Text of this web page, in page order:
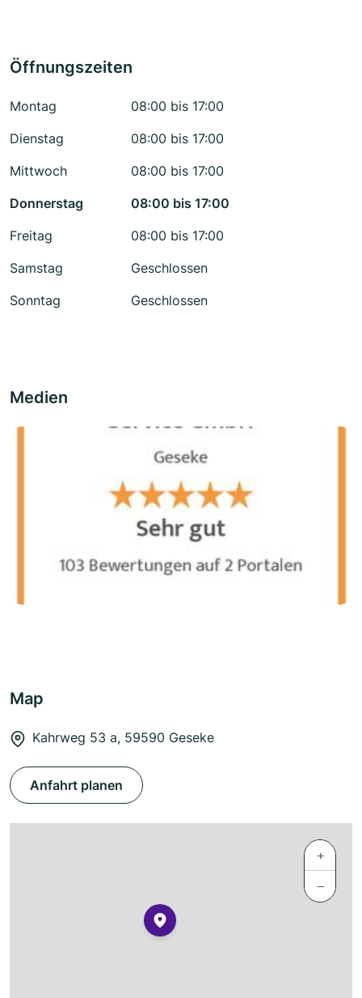
Öffnungszeiten
Montag
08:00 bis 17:00
Dienstag
08:00 bis 17:00
Mittwoch
08:00 bis 17:00
Donnerstag
08:00 bis 17:00
Freitag
08:00 bis 17:00
Samstag
Geschlossen
Sonntag
Geschlossen
Medien
Map
Kahrweg 53 a, 59590 Geseke
Anfahrt planen
+
−